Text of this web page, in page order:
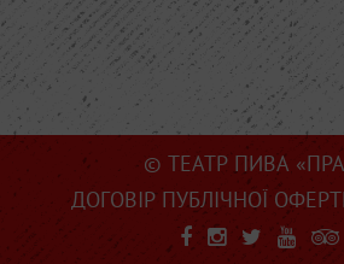
© ТЕАТР ПИВА
ДОГОВІР ПУБЛІЧНОЇ